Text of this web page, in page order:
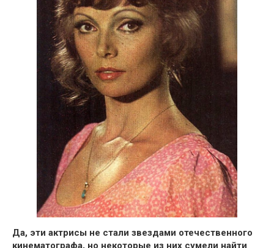
Да, эти актрисы не стали звездами отечественного
кинематографа, но некоторые из них сумели найти